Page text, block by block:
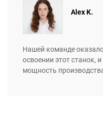
Alex K.
Нашей команде
освоении этот
мощность